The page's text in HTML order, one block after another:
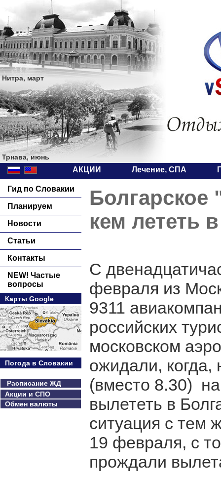
Нитра, март
Трнава, июнь
АКЦИИ Лечение, СПА
Гид по Словакии
Планируем
Новости
Статьи
Контакты
NEW! Частые
вопросы
Карты Google
Погода в Словакии
Расписание ЖД
Акции и СПО
Обмен валюты
Болгарское
кем лететь
С
февраля из
9311
российских
московском
ожидали, когда,
(вместо 8.30)
вылететь в
ситуация с тем
19 февраля, с
прождали